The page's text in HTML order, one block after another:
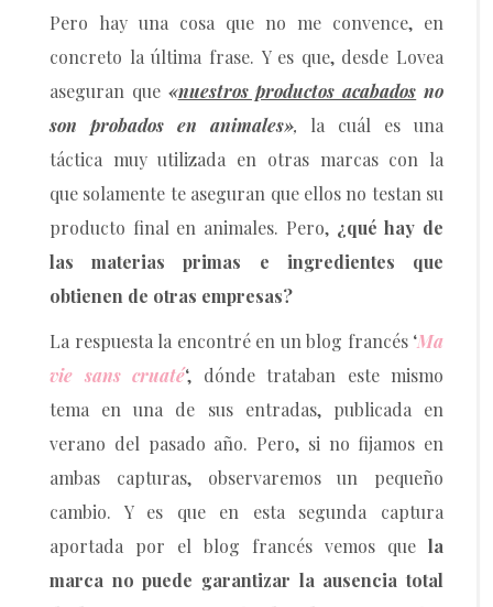
Pero hay una cosa que no me convence, en
concreto la última frase. Y es que, desde Lovea
aseguran que «nuestros productos acabados no
son probados en animales», la cuál es una
táctica muy utilizada en otras marcas con la
que solamente te aseguran que ellos no testan su
producto final en animales. Pero, ¿qué hay de
las materias primas e ingredientes que
obtienen de otras empresas?
La respuesta la encontré en un blog francés ‘Ma
vie sans cruaté‘, dónde trataban este mismo
tema en una de sus entradas, publicada en
verano del pasado año. Pero, si no fijamos en
ambas capturas, observaremos un pequeño
cambio. Y es que en esta segunda captura
aportada por el blog francés vemos que la
marca no puede garantizar la ausencia total